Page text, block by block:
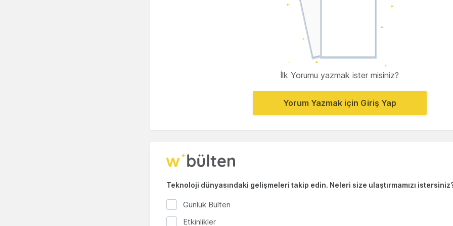
İlk Yorumu yazmak ister misiniz?
Yorum Yazmak için Giriş Yap
Teknoloji dünyasındaki gelişmeleri takip edin. Neleri size ulaştırmamızı
Günlük Bülten
Etkinlikler